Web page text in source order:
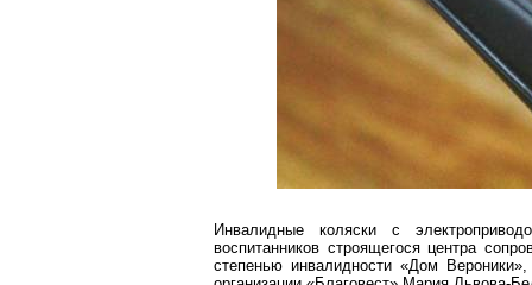
Инвалидные коляски с
воспитанников строящегося центра
степенью инвалидности «Дом